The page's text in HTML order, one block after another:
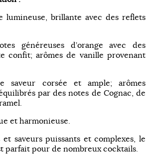
lumineuse, brillante avec des reflets
généreuses d’orange avec des
confit; arômes de vanille provenant
saveur corsée et ample; arômes
par des notes de Cognac, de
et harmonieuse.
et saveurs puissants et complexes, le
parfait pour de nombreux cocktails.